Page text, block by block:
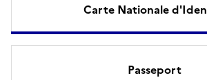
Carte Nationale
Passeport